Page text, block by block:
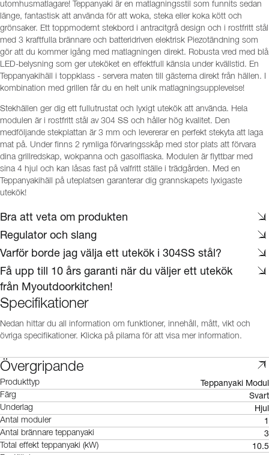
utomhusmatlagare! Teppanyaki är en matlagningsstil som funnits sedan
länge, fantastisk att använda för att woka, steka eller koka kött och
grönsaker. Ett toppmodernt stekbord i antracitgrå design och i rostfritt stål
med 3 kraftfulla brännare och batteridriven elektrisk Piezotändning som
gör att du kommer igång med matlagningen direkt. Robusta vred med blå
LED-belysning som ger uteköket en effektfull känsla under kvällstid. En
Teppanyakihäll i toppklass - servera maten till gästerna direkt från hällen. I
kombination med grillen får du en helt unik matlagningsupplevelse!
Stekhällen ger dig ett fullutrustat och lyxigt utekök att använda. Hela
modulen är i rostfritt stål av 304 SS och håller hög kvalitet. Den
medföljande stekplattan är 3 mm och levererar en perfekt stekyta att laga
mat på. Under finns 2 rymliga förvaringsskåp med stor plats att förvara
dina grillredskap, wokpanna och gasolflaska. Modulen är flyttbar med
sina 4 hjul och kan låsas fast på valfritt ställe i trädgården. Med en
Teppanyakihäll på uteplatsen garanterar dig grannskapets lyxigaste
utekök!
Bra att veta om produkten
Regulator och slang
Varför borde jag välja ett utekök i 304SS stål?
Få upp till 10 års garanti när du väljer ett utekök
från Myoutdoorkitchen!
Specifikationer
Nedan hittar du all information om funktioner, innehåll, mått, vikt och
övriga specifikationer. Klicka på pilarna för att visa mer information.
Övergripande
Produkttyp Teppanyaki Modul
Färg Svart
Underlag Hjul
Antal moduler 1
Antal brännare teppanyaki 3
Total effekt teppanyaki (kW) 10.5